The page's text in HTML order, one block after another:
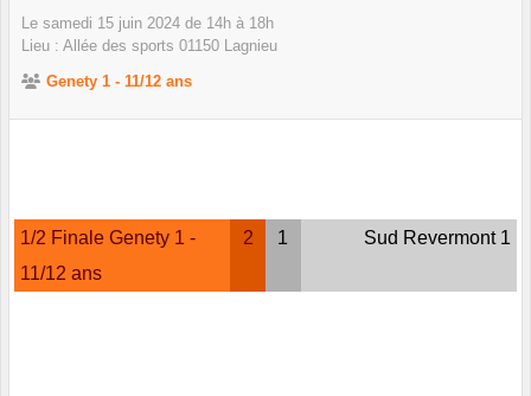
Le samedi 15 juin 2024 de 14h à 18h
Lieu : Allée des sports 01150 Lagnieu
Genety 1 - 11/12 ans
1/2 Finale Genety 1 -
11/12 ans
2 1 Sud Revermont 1